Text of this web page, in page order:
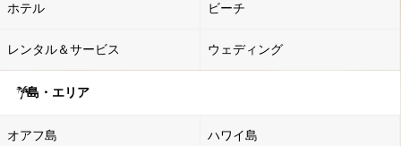
ホテル ビーチ
レンタル＆サービス ウェディング
島・エリア
オアフ島 ハワイ島